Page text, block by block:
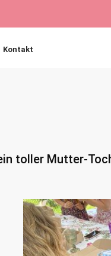
Kontakt
toller Mutter-